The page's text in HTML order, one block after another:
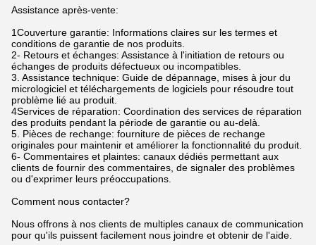
Assistance après-vente:
1Couverture garantie: Informations claires sur les termes et
conditions de garantie de nos produits.
2- Retours et échanges: Assistance à l'initiation de retours ou
échanges de produits défectueux ou incompatibles.
3. Assistance technique: Guide de dépannage, mises à jour du
micrologiciel et téléchargements de logiciels pour résoudre tout
problème lié au produit.
4Services de réparation: Coordination des services de réparation
des produits pendant la période de garantie ou au-delà.
5. Pièces de rechange: fourniture de pièces de rechange
originales pour maintenir et améliorer la fonctionnalité du produit.
6- Commentaires et plaintes: canaux dédiés permettant aux
clients de fournir des commentaires, de signaler des problèmes
ou d'exprimer leurs préoccupations.
Comment nous contacter?
Nous offrons à nos clients de multiples canaux de communication
pour qu'ils puissent facilement nous joindre et obtenir de l'aide.